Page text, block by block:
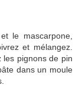
le mascarpone,
et mélangez.
les pignons de pin
dans un moule